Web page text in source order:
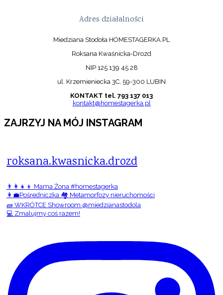
Adres działalności
Miedziana Stodoła HOMESTAGERKA.PL
Roksana Kwaśnicka-Drozd
NIP 125 139 45 28
ul. Krzemieniecka 3C, 59-300 LUBIN
KONTAKT tel. 793 137 013
kontakt@homestagerka.pl
ZAJRZYJ NA MÓJ INSTAGRAM
roksana.kwasnicka.drozd
👨‍👩‍👧‍👦 Mama Żona #homestagerka
👩‍💼Pośredniczka 🏘️ Metamorfozy nieruchomości
🧱 WKRÓTCE Showroom @miedzianastodola
💻 Zmalujmy coś razem!